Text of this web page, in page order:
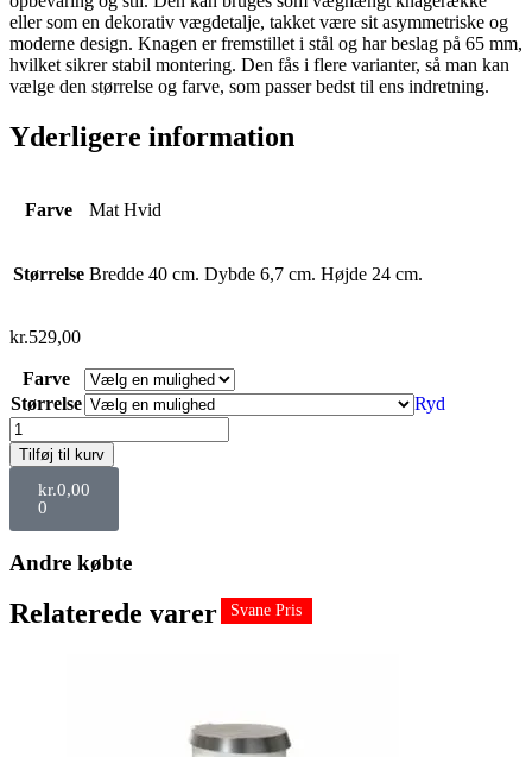
eller som en dekorativ vægdetalje, takket være sit asymmetriske og
moderne design. Knagen er fremstillet i stål og har beslag på 65 mm,
hvilket sikrer stabil montering. Den fås i flere varianter, så man kan
vælge den størrelse og farve, som passer bedst til ens indretning.
Yderligere information
Farve Mat Hvid
Størrelse Bredde 40 cm. Dybde 6,7 cm. Højde 24 cm.
kr.529,00
Farve
Størrelse
Ryd
Tilføj til kurv
kr.0,00
0
Andre købte
Relaterede varer Svane Pris
Svane Pris